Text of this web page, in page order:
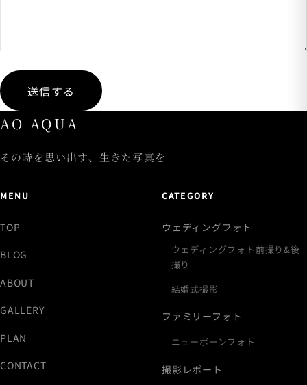
送信する
AO AQUA
その時を思い出す、生きた写真を
MENU
TOP
BLOG
ABOUT
GALLERY
PLAN
CONTACT
CATEGORY
ウェディングフォト
ウェディングフォト前撮り&後
撮り
結婚式撮影
ファミリーフォト
ニューボーンフォト
撮影レポート